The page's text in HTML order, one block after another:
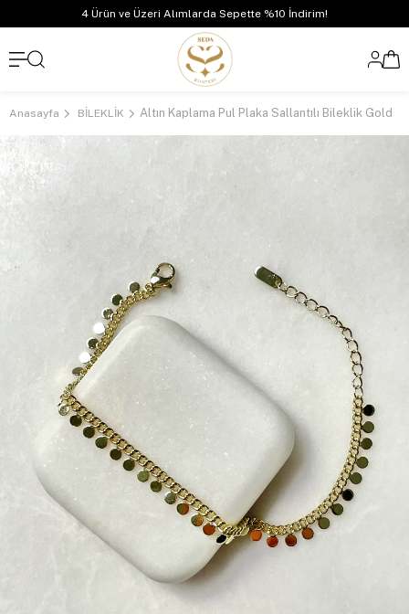
4 Ürün ve Üzeri Alımlarda Sepette %10 İndirim!
Anasayfa BİLEKLİK Altın Kaplama Pul Plaka Sallantılı Bileklik Gold